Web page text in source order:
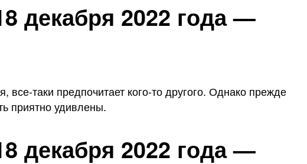
декабря 2022 года —
все-таки предпочитает кого-то другого. Однако прежде
приятно удивлены.
декабря 2022 года —